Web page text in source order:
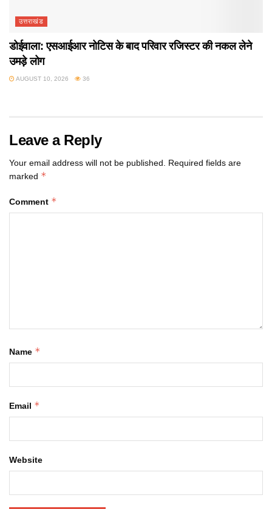
उत्तराखंड
डोईवाला: एसआईआर नोटिस के बाद परिवार रजिस्टर की नकल लेने
उमड़े लोग
AUGUST 10, 2026 36
Leave a Reply
Your email address will not be published. Required fields are
marked *
Comment *
Name *
Email *
Website